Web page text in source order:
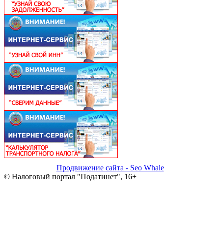
Продвижение сайта - Seo Whale
© Налоговый портал "Податинет", 16+